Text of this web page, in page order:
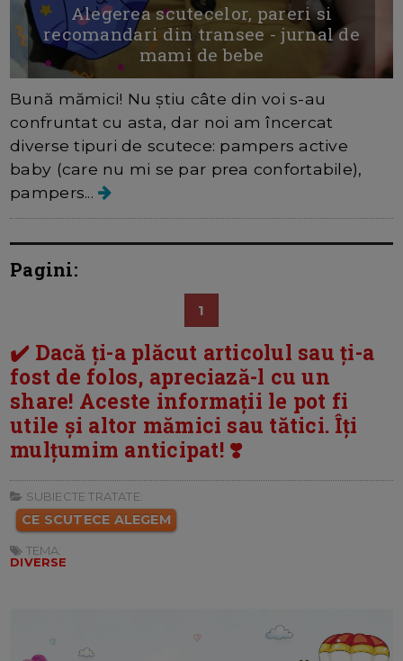
Alegerea scutecelor, pareri si
recomandari din transee - jurnal de
mami de bebe
Bună mămici! Nu știu câte din voi s-au
confruntat cu asta, dar noi am încercat
diverse tipuri de scutece: pampers active
baby (care nu mi se par prea confortabile),
pampers...
Pagini:
1
✔️ Dacă ți-a plăcut articolul sau ți-a
fost de folos, apreciază-l cu un
share! Aceste informații le pot fi
utile și altor mămici sau tătici. Îți
mulțumim anticipat! ❣️
SUBIECTE TRATATE:
CE SCUTECE ALEGEM
TEMA:
DIVERSE